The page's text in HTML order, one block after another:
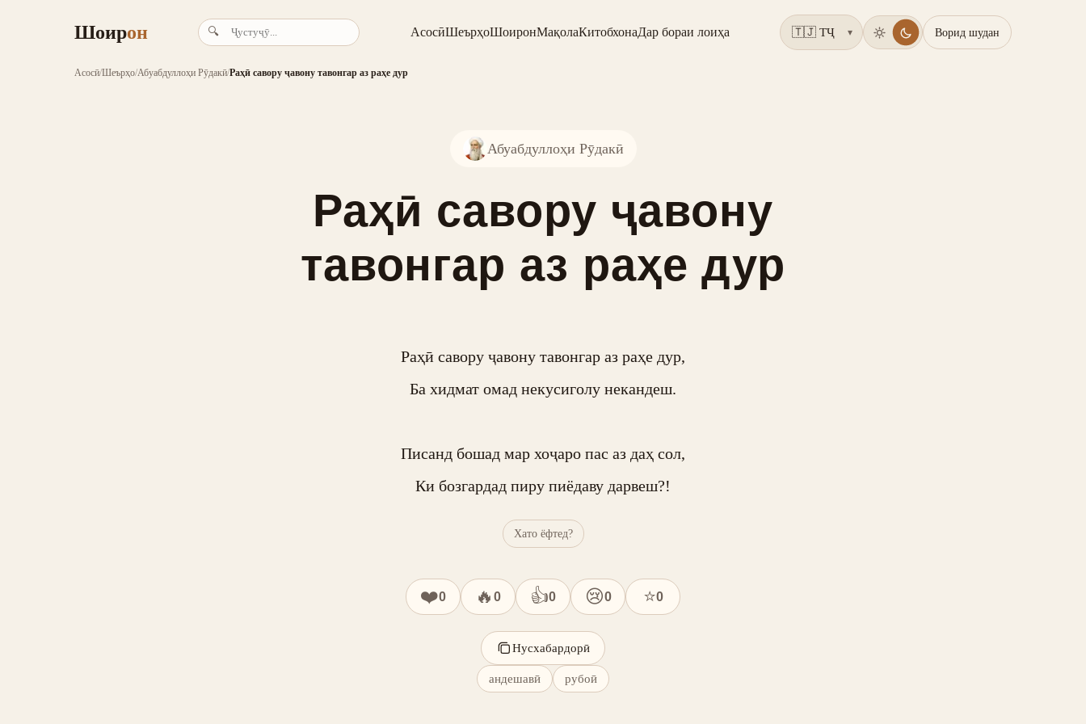
Шоирон 🔍 АсосӣШеърҳоШоиронМақолаКитобхонаДар бораи лоиҳа ▾ Ворид шудан
Асосӣ/Шеърҳо/Абуабдуллоҳи Рӯдакӣ/Раҳӣ савору ҷавону тавонгар аз раҳе дур
Абуабдуллоҳи Рӯдакӣ
Раҳӣ савору ҷавону
тавонгар аз раҳе дур
Раҳӣ савору ҷавону тавонгар аз раҳе дур,
Ба хидмат омад некусиголу некандеш.
Писанд бошад мар хоҷаро пас аз даҳ сол,
Ки бозгардад пиру пиёдаву дарвеш?!
Хато ёфтед?
❤️0 🔥 0 👍0 😢0 ⭐0
Нусхабардорӣ
андешавӣ рубоӣ